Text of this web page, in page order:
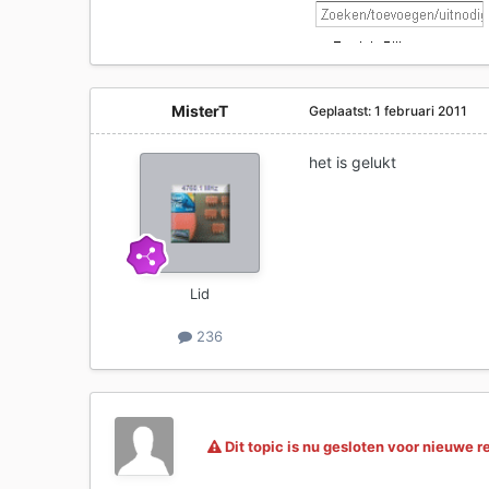
MisterT
Lid
236
Geplaatst:1 februari 2011
het is gelukt
Dit topic is nu gesloten voor nieuwe